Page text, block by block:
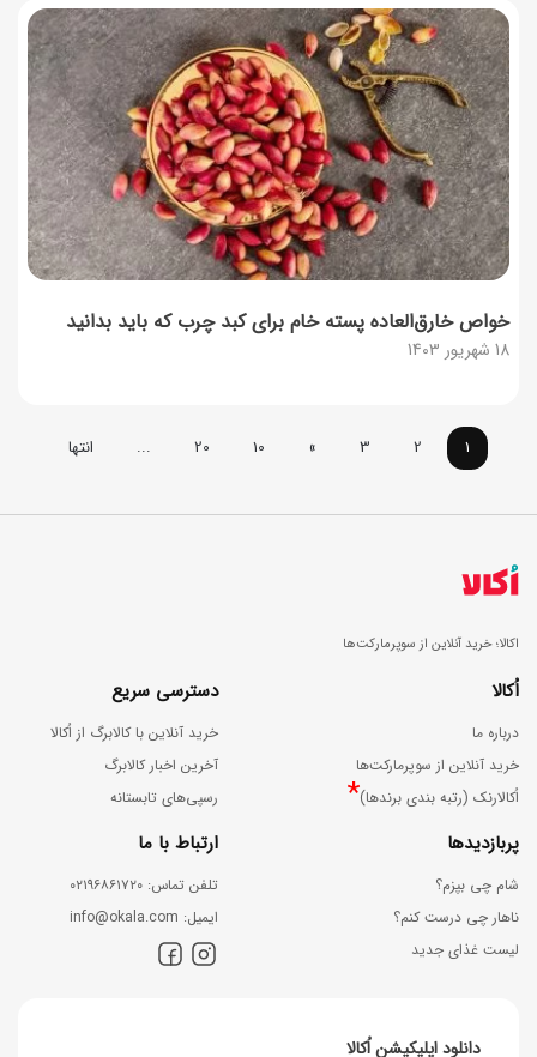
18 شهریور 1403
خواص خارق‌العاده پسته خام برای کبد چرب که باید بدانید
1
2
3
»
10
20
... انتها
اکالا؛ خرید آنلاین از سوپرمارکت‌ها
اُکالا
درباره ما
خرید آنلاین از سوپرمارکت‌ها
اُکالارنک (رتبه بندی برندها)*
دسترسی سریع
خرید آنلاین با کالابرگ از اُکالا
آخرین اخبار کالابرگ
رسپی‌های تابستانه
پربازدیدها
شام چی بپزم؟
ناهار چی درست کنم؟
لیست غذای جدید
ارتباط با ما
ﺗﻠﻔﻦ ﺗﻤﺎس: ۰۲۱۹۶۸۶۱۷۲۰
اﯾﻤﯿﻞ: info@okala.com
دانلود اپلیکیشن اُکالا